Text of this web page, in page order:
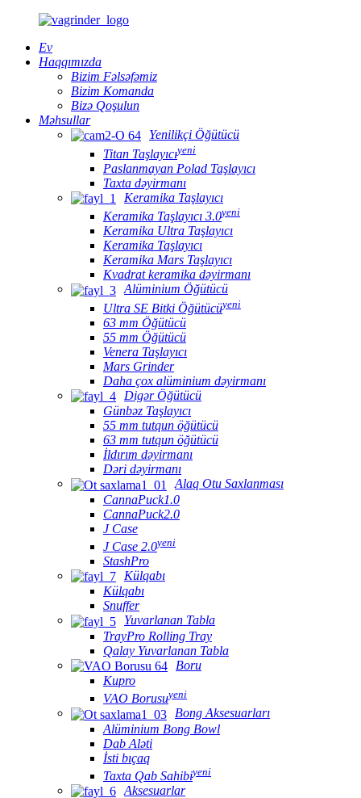
Ev
Haqqımızda
Bizim Fəlsəfəmiz
Bizim Komanda
Bizə Qoşulun
Məhsullar
Yenilikçi Öğütücü
Titan Taşlayıcıyeni
Paslanmayan Polad Taşlayıcı
Taxta dəyirmanı
Keramika Taşlayıcı
Keramika Taşlayıcı 3.0yeni
Keramika Ultra Taşlayıcı
Keramika Taşlayıcı
Keramika Mars Taşlayıcı
Kvadrat keramika dəyirmanı
Alüminium Öğütücü
Ultra SE Bitki Öğütücüyeni
63 mm Öğütücü
55 mm Öğütücü
Venera Taşlayıcı
Mars Grinder
Daha çox alüminium dəyirmanı
Digər Öğütücü
Günbəz Taşlayıcı
55 mm tutqun öğütücü
63 mm tutqun öğütücü
İldırım dəyirmanı
Dəri dəyirmanı
Alaq Otu Saxlanması
CannaPuck1.0
CannaPuck2.0
J Case
J Case 2.0yeni
StashPro
Külqabı
Külqabı
Snuffer
Yuvarlanan Tabla
TrayPro Rolling Tray
Qalay Yuvarlanan Tabla
Boru
Kupro
VAO Borusuyeni
Bong Aksesuarları
Alüminium Bong Bowl
Dab Aləti
İsti bıçaq
Taxta Qab Sahibiyeni
Aksesuarlar